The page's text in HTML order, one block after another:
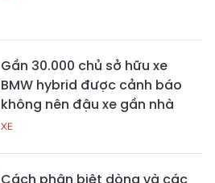
Gần 30.000 chủ sở hữu xe
BMW hybrid được cảnh báo
không nên đậu xe gần nhà
XE
Cách phân biệt dòng và các